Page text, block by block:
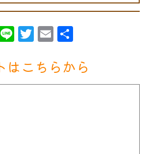
LineTwitter
Email
はこちらから